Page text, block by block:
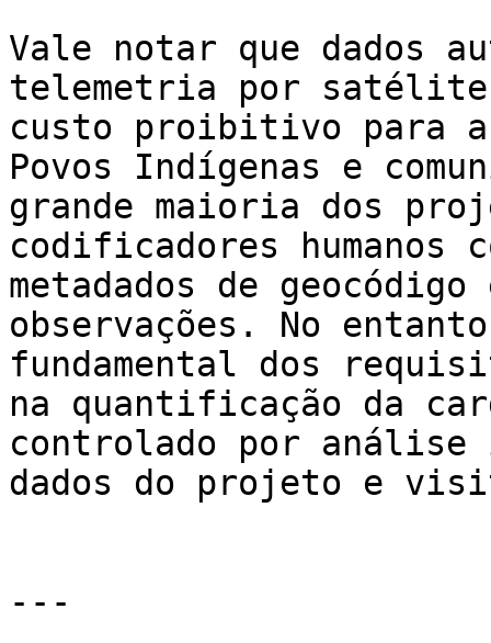
Vale notar que dados
telemetria por satélite
custo proibitivo para
Povos Indígenas e
grande maioria dos
codificadores
metadados de
observações. No
fundamental dos
na quantificação da
controlado por análise
dados do projeto e
---